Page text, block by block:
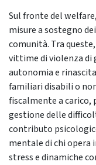
Sul fronte del
misure a sostegno
comunità. Tra
vittime di violenza di
autonomia e
familiari disabili o
fiscalmente a
gestione delle
contributo
mentale di chi opera
stress e dinamiche